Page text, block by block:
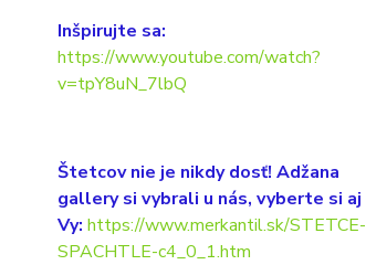
Inšpirujte sa:
https://www.youtube.com/watch?
v=tpY8uN_7lbQ
Štetcov nie je nikdy dosť! Adžana
gallery si vybrali u nás, vyberte si aj
Vy: https://www.merkantil.sk/STETCE-
SPACHTLE-c4_0_1.htm